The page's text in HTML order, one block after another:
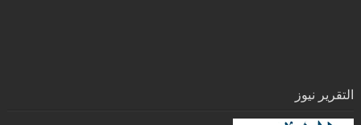
التقرير نيوز